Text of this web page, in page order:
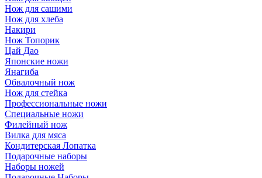
Нож для сашими
Нож для хлеба
Накири
Нож Топорик
Цай Дао
Японские ножи
Янагиба
Обвалочный нож
Нож для стейка
Профессиональные ножи
Специальные ножи
Филейный нож
Вилка для мяса
Кондитерская Лопатка
Подарочные наборы
Наборы ножей